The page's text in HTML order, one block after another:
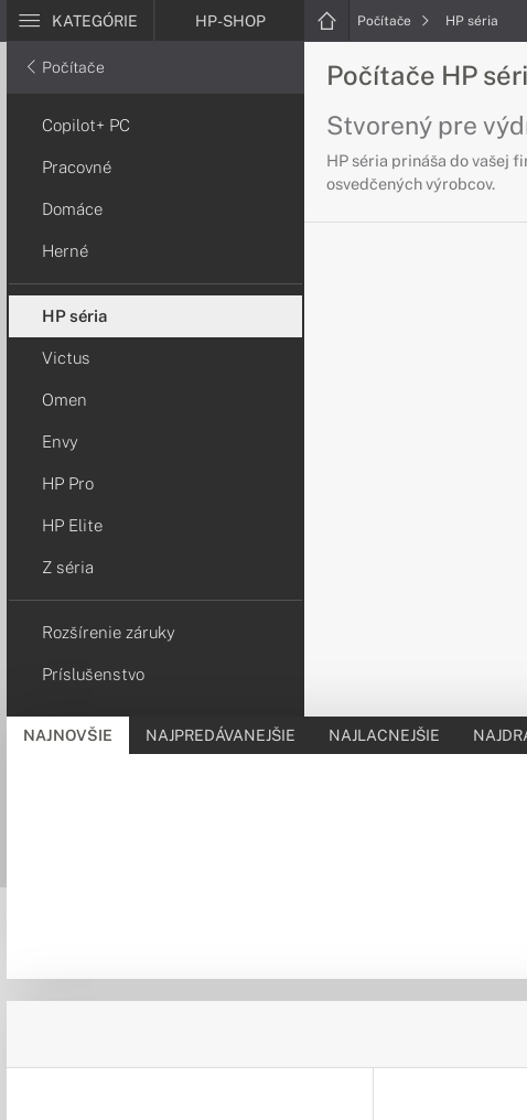
KATEGÓRIE HP-SHOP Počítače HP séria
Počítače
Copilot+ PC
Pracovné
Domáce
Herné
HP séria
Victus
Omen
Envy
HP Pro
HP Elite
Z séria
Rozšírenie záruky
Príslušenstvo
Počítače HP
Stvorený pre
HP séria prináša do vašej
osvedčených výrobcov.
NAJNOVŠIE NAJPREDÁVANEJŠIE NAJLACNEJŠIE